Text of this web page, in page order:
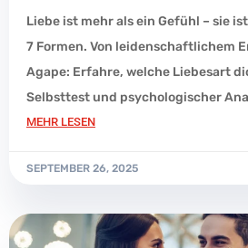
Liebe ist mehr als ein Gefühl – sie
7 Formen. Von leidenschaftlichem
Agape: Erfahre, welche Liebesart
Selbsttest und psychologischer
MEHR LESEN
SEPTEMBER 26, 2025